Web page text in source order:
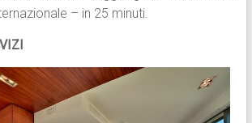
– in 25 minuti.